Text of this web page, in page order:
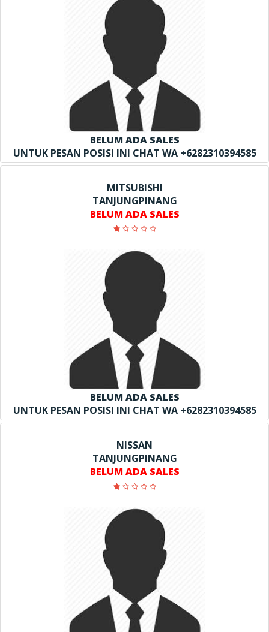
BELUM ADA SALES
UNTUK PESAN POSISI INI CHAT WA +6282310394585
MITSUBISHI
TANJUNGPINANG
BELUM ADA SALES
BELUM ADA SALES
UNTUK PESAN POSISI INI CHAT WA +6282310394585
NISSAN
TANJUNGPINANG
BELUM ADA SALES